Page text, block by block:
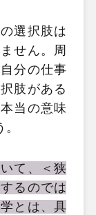
選択肢は
せん。周
分の仕事
肢がある
当の意味
て、＜狭
るのでは
とは、具